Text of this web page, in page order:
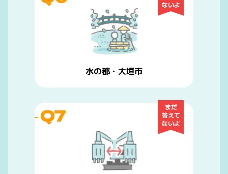
ないよ
水の都・大垣市
まだ
答えて
ないよ
Q7